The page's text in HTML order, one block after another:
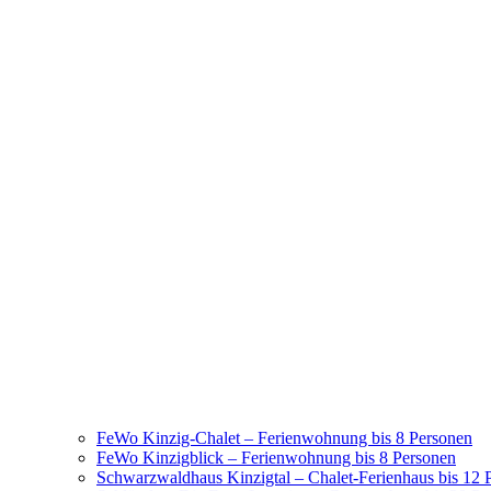
FeWo Kinzig-Chalet – Ferienwohnung bis 8 Personen
FeWo Kinzigblick – Ferienwohnung bis 8 Personen
Schwarzwaldhaus Kinzigtal – Chalet-Ferienhaus bis 12